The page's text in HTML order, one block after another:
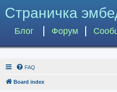
Страничка
Блог Форум
FAQ
Board index